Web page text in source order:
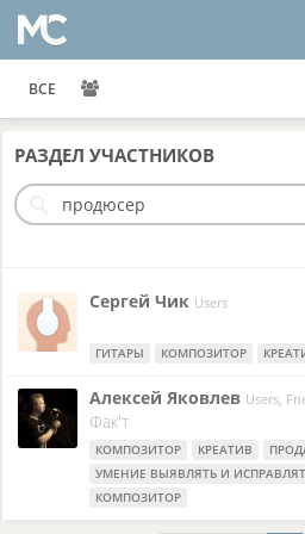
ВСЕ
РАЗДЕЛ УЧАСТНИКОВ
Сергей Чик Users
ГИТАРЫ КОМПОЗИТОР
Алексей Яковлев Users,
Фак'т
КОМПОЗИТОР КРЕАТИВ
УМЕНИЕ ВЫЯВЛЯТЬ И
КОМПОЗИТОР